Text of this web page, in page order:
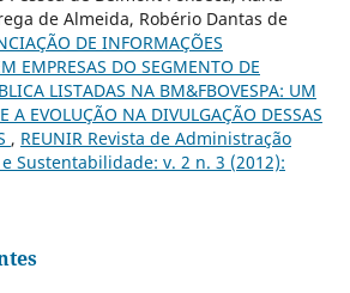
de Almeida, Robério Dantas de
DE INFORMAÇÕES
EMPRESAS DO SEGMENTO DE
LISTADAS NA BM&FBOVESPA: UM
A EVOLUÇÃO NA DIVULGAÇÃO DESSAS
, REUNIR Revista de Administração
Sustentabilidade: v. 2 n. 3 (2012):